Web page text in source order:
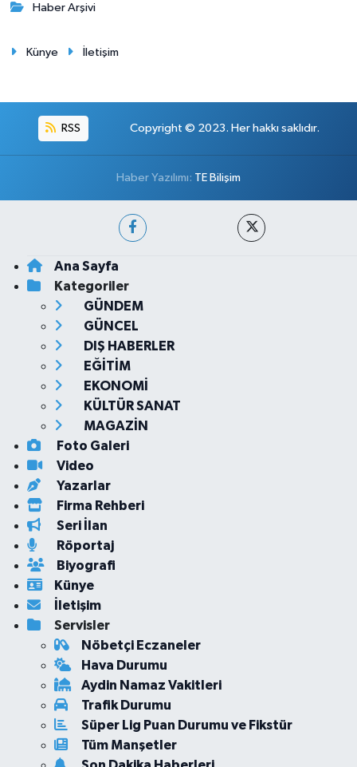
Haber Arşivi
Künye İletişim
RSS Copyright © 2023. Her hakkı saklıdır.
Haber Yazılımı: TE Bilişim
Ana Sayfa
Kategoriler
GÜNDEM
GÜNCEL
DIŞ HABERLER
EĞİTİM
EKONOMİ
KÜLTÜR SANAT
MAGAZİN
Foto Galeri
Video
Yazarlar
Firma Rehberi
Seri İlan
Röportaj
Biyografi
Künye
İletişim
Servisler
Nöbetçi Eczaneler
Hava Durumu
Aydin Namaz Vakitleri
Trafik Durumu
Süper Lig Puan Durumu ve Fikstür
Tüm Manşetler